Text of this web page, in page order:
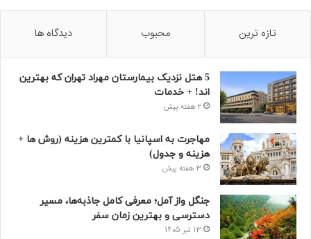
تازه ترین محبوب دیدگاه ها
5 هتل نزدیک بیمارستان مهراد تهران که بهترین‌
اند! + خدمات
2 هفته پیش
مهاجرت به اسپانیا با کمترین هزینه (روش ها +
هزینه و جدول)
3 هفته پیش
جنگل واز آمل؛ معرفی کامل جاذبه‌ها، مسیر
دسترسی و بهترین زمان سفر
13 تیر 1405